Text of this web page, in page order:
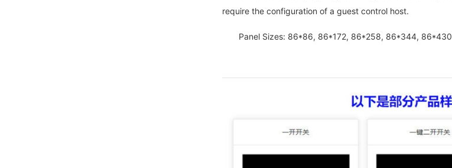
require the configuration of a guest control host.
Panel Sizes: 86*86, 86*172, 86*258, 86*344, 86*430